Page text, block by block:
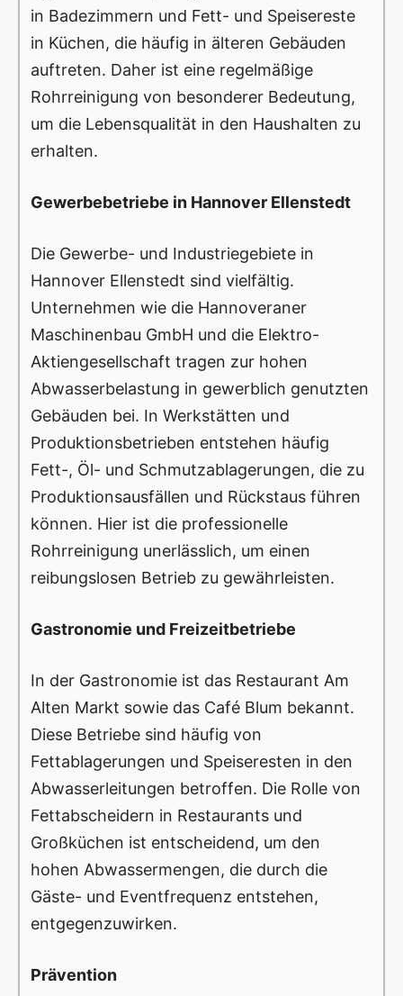
in Badezimmern und Fett- und Speisereste
in Küchen, die häufig in älteren Gebäuden
auftreten. Daher ist eine regelmäßige
Rohrreinigung von besonderer Bedeutung,
um die Lebensqualität in den Haushalten zu
erhalten.
Gewerbebetriebe in Hannover Ellenstedt
Die Gewerbe- und Industriegebiete in
Hannover Ellenstedt sind vielfältig.
Unternehmen wie die Hannoveraner
Maschinenbau GmbH und die Elektro-
Aktiengesellschaft tragen zur hohen
Abwasserbelastung in gewerblich genutzten
Gebäuden bei. In Werkstätten und
Produktionsbetrieben entstehen häufig
Fett-, Öl- und Schmutzablagerungen, die zu
Produktionsausfällen und Rückstaus führen
können. Hier ist die professionelle
Rohrreinigung unerlässlich, um einen
reibungslosen Betrieb zu gewährleisten.
Gastronomie und Freizeitbetriebe
In der Gastronomie ist das Restaurant Am
Alten Markt sowie das Café Blum bekannt.
Diese Betriebe sind häufig von
Fettablagerungen und Speiseresten in den
Abwasserleitungen betroffen. Die Rolle von
Fettabscheidern in Restaurants und
Großküchen ist entscheidend, um den
hohen Abwassermengen, die durch die
Gäste- und Eventfrequenz entstehen,
entgegenzuwirken.
Prävention